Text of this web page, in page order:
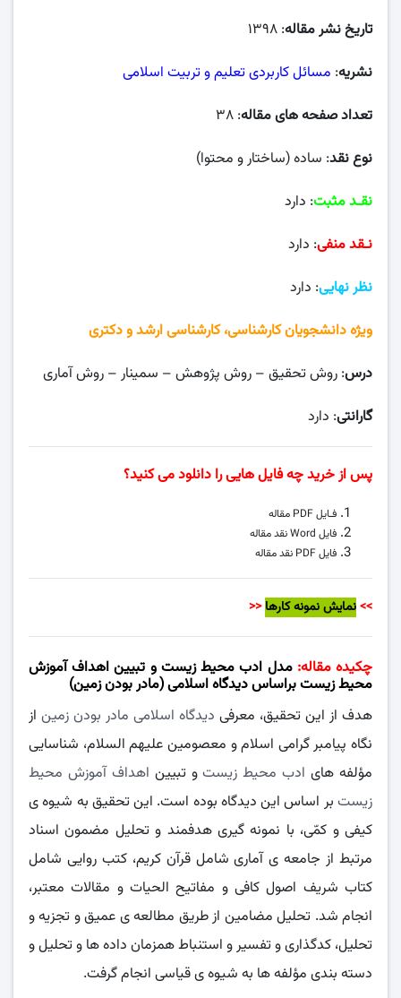
تاریخ نشر مقاله: ۱۳۹۸
نشریه: مسائل کاربردی تعلیم و تربیت اسلامی
تعداد صفحه‌ های مقاله: ۳۸
نوع نقد: ساده (ساختار و محتوا)
نقـد مثبت: دارد
نـقد منفی: دارد
نظر نهایی: دارد
ویژه دانشجویان کارشناسی، کارشناسی ارشد و دکتری
درس: روش تحقیق – روش پژوهش – سمینار – روش آماری
گارانتی: دارد
پس از خرید چه فایل هایی را دانلود می کنید؟
فـایل PDF مقاله
فایل Word نقد مقاله
فایل PDF نقد مقاله
>>نمایش نمونه کارها <<
چکیده مقاله:مدل ادب محیط زیست و تبیین اهداف آموزش
محیط زیست براساس دیدگاه اسلامی (مادر بودن زمین)
هدف از این تحقیق، معرفی دیدگاه اسلامی مادر بودن زمین از
نگاه پیامبر گرامی اسلام و معصومین علیهم السلام، شناسایی
مؤلفه های ادب محیط زیستو تبیین اهداف آموزش محیط
زیست بر اساس این دیدگاه بوده است. این تحقیق به شیوه ی
کیفی و کمّی، با نمونه گیری هدفمند و تحلیل مضمون اسناد
مرتبط از جامعه ی آماری شامل قرآن کریم، کتب روایی شامل
کتاب شریف اصول کافی و مفاتیح الحیات و مقالات معتبر،
انجام شد. تحلیل مضامین از طریق مطالعه ی عمیق و تجزیه و
تحلیل، کدگذاری و تفسیر و استنباط همزمان داده ها و تحلیل و
دسته بندی مؤلفه ها به شیوه ی قیاسی انجام گرفت.